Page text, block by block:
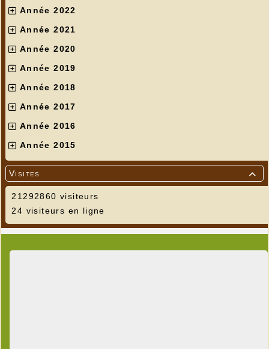
Année 2022
Année 2021
Année 2020
Année 2019
Année 2018
Année 2017
Année 2016
Année 2015

Visites
21292860 visiteurs
24 visiteurs en ligne